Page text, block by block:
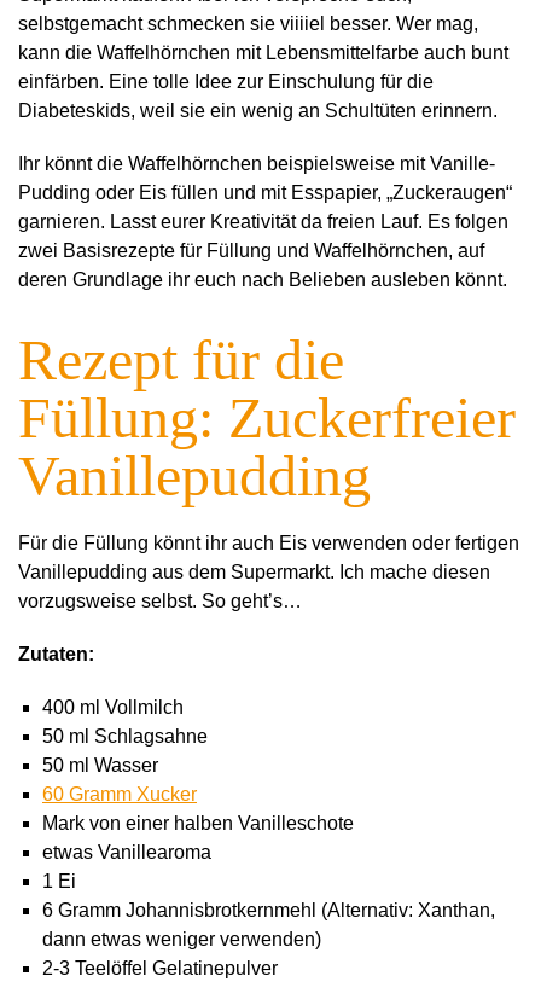
selbstgemacht schmecken sie viiiiel besser. Wer mag,
kann die Waffelhörnchen mit Lebensmittelfarbe auch bunt
einfärben. Eine tolle Idee zur Einschulung für die
Diabeteskids, weil sie ein wenig an Schultüten erinnern.
Ihr könnt die Waffelhörnchen beispielsweise mit Vanille-
Pudding oder Eis füllen und mit Esspapier, „Zuckeraugen“
garnieren. Lasst eurer Kreativität da freien Lauf. Es folgen
zwei Basisrezepte für Füllung und Waffelhörnchen, auf
deren Grundlage ihr euch nach Belieben ausleben könnt.
Rezept für die
Füllung: Zuckerfreier
Vanillepudding
Für die Füllung könnt ihr auch Eis verwenden oder fertigen
Vanillepudding aus dem Supermarkt. Ich mache diesen
vorzugsweise selbst. So geht’s…
Zutaten:
400 ml Vollmilch
50 ml Schlagsahne
50 ml Wasser
60 Gramm Xucker
Mark von einer halben Vanilleschote
etwas Vanillearoma
1 Ei
6 Gramm Johannisbrotkernmehl (Alternativ: Xanthan,
dann etwas weniger verwenden)
2-3 Teelöffel Gelatinepulver